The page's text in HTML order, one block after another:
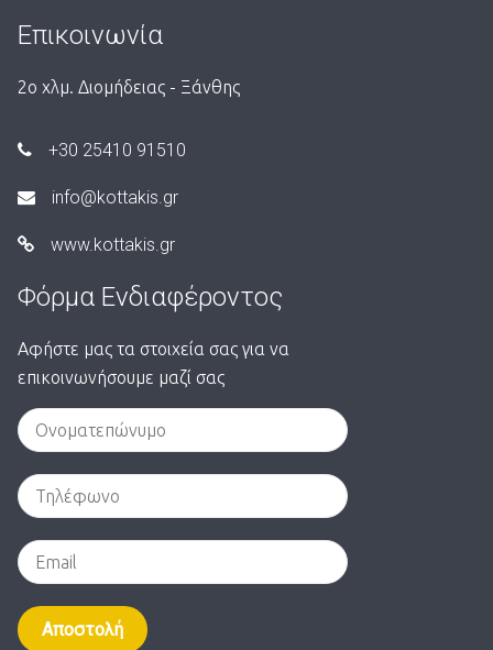
Επικοινωνία
2ο χλμ. Διομήδειας - Ξάνθης
+30 25410 91510
info@kottakis.gr
www.kottakis.gr
Φόρμα Ενδιαφέροντος
Αφήστε μας τα στοιχεία σας για να
επικοινωνήσουμε μαζί σας